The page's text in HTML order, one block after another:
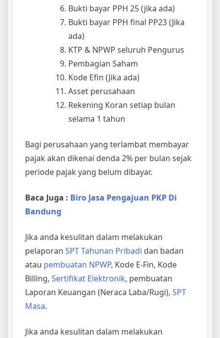
Bukti bayar PPH 25 (jika ada)
Bukti bayar PPH final PP23 (Jika
ada)
KTP & NPWP seluruh Pengurus
Pembagian Saham
Kode Efin (Jika ada)
Asset perusahaan
Rekening Koran setiap bulan
selama 1 tahun
Bagi perusahaan yang terlambat membayar
pajak akan dikenai denda 2% per bulan sejak
periode pajak yang belum dibayar.
Baca Juga : Biro Jasa Pengajuan PKP Di
Bandung
Jika anda kesulitan dalam melakukan
pelaporan SPT Tahunan Pribadi dan badan
atau pembuatan NPWP, Kode E-Fin, Kode
Billing, Sertifikat Elektronik, pembuatan
Laporan Keuangan (Neraca Laba/Rugi), SPT
Masa.
Jika anda kesulitan dalam melakukan